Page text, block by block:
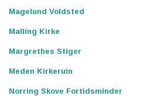
Magelund Voldsted
Malling Kirke
Margrethes Stiger
Meden Kirkeruin
Norring Skove Fortidsminder